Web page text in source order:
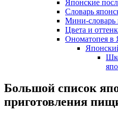
Японские
Словарь
Мини-словарь
Цвета и
Ономатопея в
Большой список
приготовления